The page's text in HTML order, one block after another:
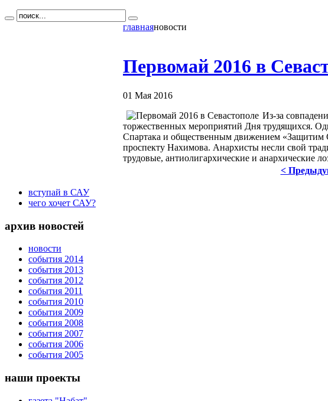
главнаяновости
Первомай 2016 в
01 Мая 2016
Из-за
торжественных мероприятий Дня трудящихся.
Спартака и общественным движением «Защитим
проспекту Нахимова. Анархисты несли свой
трудовые, антиолигархические и анархические
<
вступай в САУ
чего хочет САУ?
архив новостей
новости
события 2014
события 2013
события 2012
события 2011
события 2010
события 2009
события 2008
события 2007
события 2006
события 2005
наши проекты